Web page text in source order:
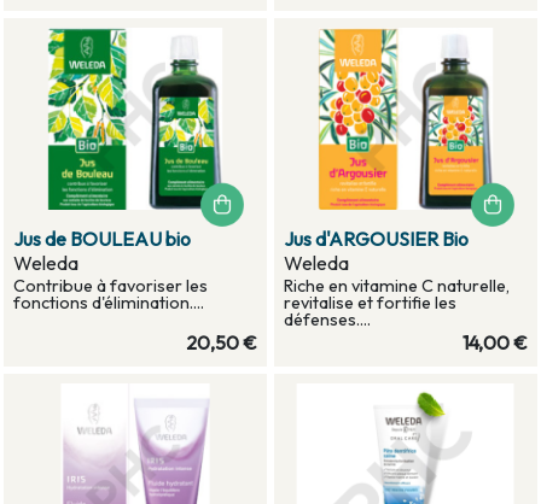
Jus de BOULEAU bio
Weleda
Contribue à favoriser les
fonctions d'élimination....
20,50 €
Jus d'ARGOUSIER Bio
Weleda
Riche en vitamine C naturelle,
revitalise et fortifie les
défenses....
14,00 €